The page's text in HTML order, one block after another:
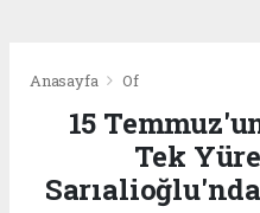
Anasayfa Of
15
Tek